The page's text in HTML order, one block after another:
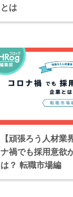
とは
【頑張ろう人材業
ナ禍でも採用意欲
は？ 転職市場編